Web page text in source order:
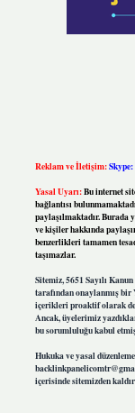
Reklam ve İletişim:
Yasal Uyarı:Bu internet
bağlantısı
paylaşılmaktadır. Burada
ve kişiler hakkında
benzerlikleri tamamen
taşımazlar.
Sitemiz, 5651 Sayılı
tarafından onaylanmış bir
içerikleri proaktif olarak
Ancak, üyelerimiz
bu sorumluluğu kabul
Hukuka ve yasal
içerisinde sitemizden